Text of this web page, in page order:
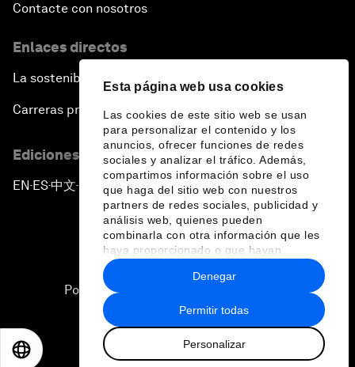
Esta página web usa cookies
Las cookies de este sitio web se usan
para personalizar el contenido y los
anuncios, ofrecer funciones de redes
sociales y analizar el tráfico. Además,
compartimos información sobre el uso
que haga del sitio web con nuestros
partners de redes sociales, publicidad y
análisis web, quienes pueden
combinarla con otra información que les
haya proporcionado o que hayan
recopilado a partir del uso que haya
hecho de sus servicios.
Permitir todas
Personalizar
Denegar
Contacte con nosotros
Enlaces directos
La sostenibilidad en el Foro
Carreras profesionales
Ediciones en otros idiomas
EN ▪ES▪中文▪ 日本語
Política de privacidad y normas de uso
Sitemap
2026 Foro Económico Mundial